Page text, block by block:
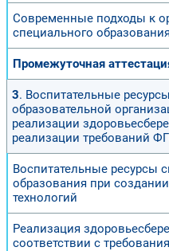
Современные подходы к
специального образования
Промежуточная
3. Воспитательные
образовательной
реализации
реализации требований
Воспитательные ресурсы
образования при
технологий
Реализация
соответствии с